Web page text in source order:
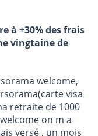
à +30% des frais
vingtaine de
welcome,
visa
retraite de 1000
on m a
versé , un mois